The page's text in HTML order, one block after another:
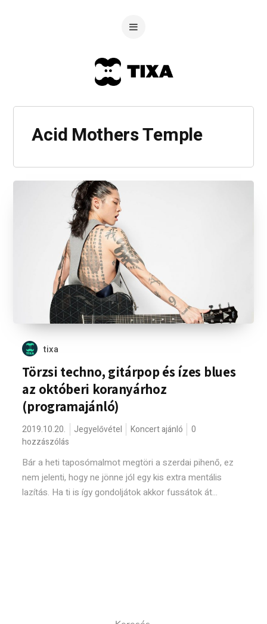
Acid Mothers Temple
tixa
Törzsi techno, gitárpop és ízes blues
az októberi koranyárhoz
(programajánló)
2019.10.20. Jegyelővétel Koncert ajánló
0
hozzászólás
Bár a heti taposómalmot megtöri a szerdai pihenő, ez
nem jelenti, hogy ne jönne jól egy kis extra mentális
lazítás. Ha ti is így gondoljátok akkor fussátok át...